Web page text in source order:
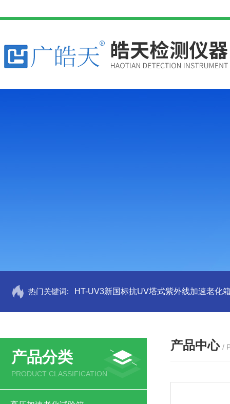
热门关键词: HT-UV3新国标抗UV塔式紫外线加速老化
产品分类
PRODUCT CLASSIFICATION
产品中心 /